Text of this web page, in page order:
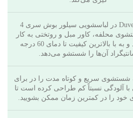
برنامه Duvet در لباسشویی سیلور بوش سری 4
محلفه، کاور مبل و روتختی به کار
می روند و به با بالاترین کیفیت تا دمای 60 درجه
آن‌ها را شستشو می‌دهد.
شستشوی سریع و کوتاه ‌مدت را در برای
با آلودگی نسبتاً کم طراحی کرده است تا
خود را در کمترین زمان ممکن بشویید.